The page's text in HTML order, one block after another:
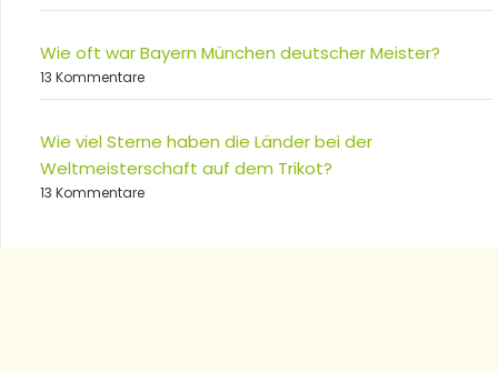
Wie oft war Bayern München deutscher Meister?
13 Kommentare
Wie viel Sterne haben die Länder bei der
Weltmeisterschaft auf dem Trikot?
13 Kommentare